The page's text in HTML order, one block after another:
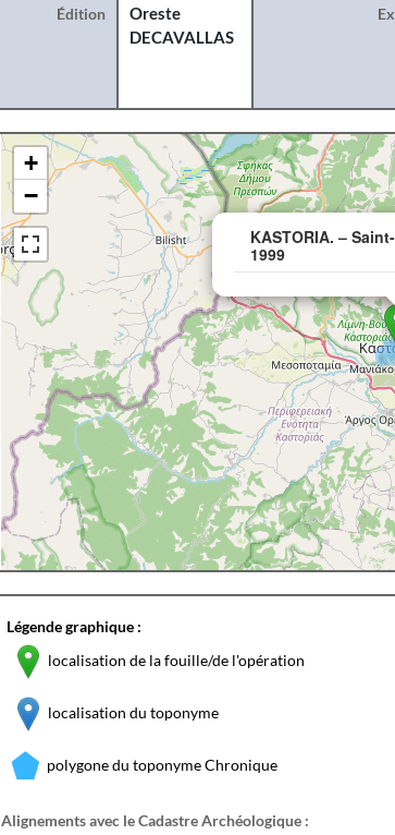
Édition
Oreste
DECAVALLAS
KASTORIA. –
1999
+
−
Légende graphique :
localisation de la fouille/de l'opération
localisation du toponyme
polygone du toponyme Chronique
Alignements avec le Cadastre Archéologique :